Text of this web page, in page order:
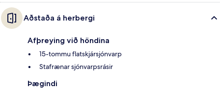
Aðstaða á herbergi
Afþreying við höndina
15-tommu flatskjársjónvarp
Stafrænar sjónvarpsrásir
Þægindi